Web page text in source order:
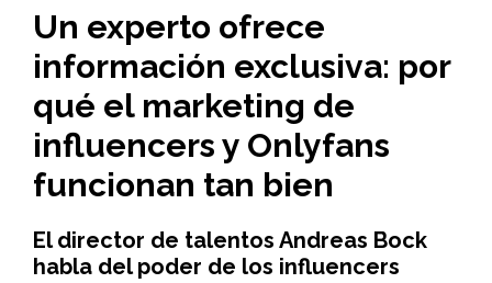
Un experto ofrece
información exclusiva: por
qué el marketing de
influencers y Onlyfans
funcionan tan bien
El director de talentos Andreas Bock
habla del poder de los influencers